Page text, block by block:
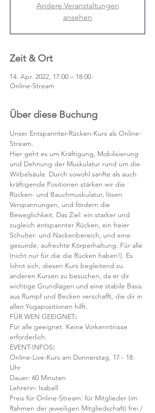
Andere Veranstaltungen
ansehen
Zeit & Ort
14. Apr. 2022, 17:00 – 18:00
Online-Stream
Über diese Buchung
Unser Entspannter-Rücken-Kurs als Online-
Stream.
Hier geht es um Kräftigung, Mobilisierung
und Dehnung der Muskulatur rund um die
Wirbelsäule. Durch sowohl sanfte als auch
kräftigende Positionen stärken wir die
Rücken- und Bauchmuskulatur, lösen
Verspannungen, und fördern die
Beweglichkeit. Das Ziel: ein starker und
zugleich entspannter Rücken, ein freier
Schulter- und Nackenbereich, und eine
gesunde, aufrechte Körperhaltung. Für alle
(nicht nur für die die Rücken haben!). Es
lohnt sich, diesen Kurs begleitend zu
anderen Kursen zu besuchen, da er dir
wichtige Grundlagen und eine stabile Basis
aus Rumpf und Becken verschafft, die dir in
allen Yogapositionen hilft.
FÜR WEN GEEIGNET:
Für alle geeignet. Keine Vorkenntnisse
erforderlich.
EVENT-INFOS:
Online-Live-Kurs am Donnerstag, 17 - 18
Uhr
Dauer: 60 Minuten
Lehrerin: Isabell
Preis für Online-Stream: für Mitglieder (im
Rahmen der jeweiligen Mitgliedschaft) frei /